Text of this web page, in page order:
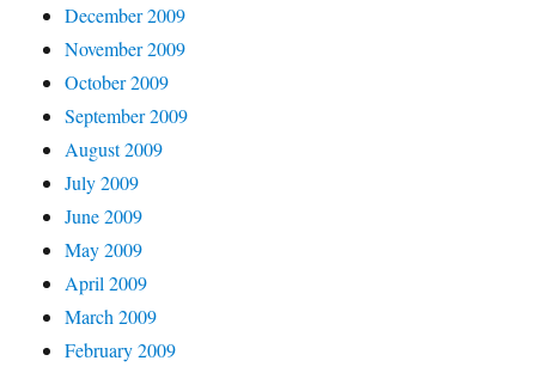
December 2009
November 2009
October 2009
September 2009
August 2009
July 2009
June 2009
May 2009
April 2009
March 2009
February 2009